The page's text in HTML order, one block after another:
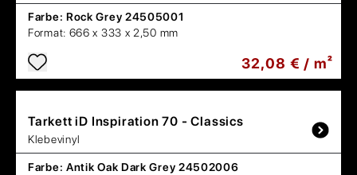
Farbe: Rock Grey 24505001
Format: 666 x 333 x 2,50 mm
32,08 € / m²
Tarkett iD Inspiration 70 - Classics
Klebevinyl
Farbe: Antik Oak Dark Grey 24502006